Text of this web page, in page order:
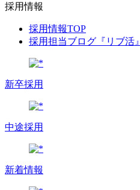
採用情報
採用情報TOP
採用担当ブログ『リブ活』
新卒採用
中途採用
新着情報